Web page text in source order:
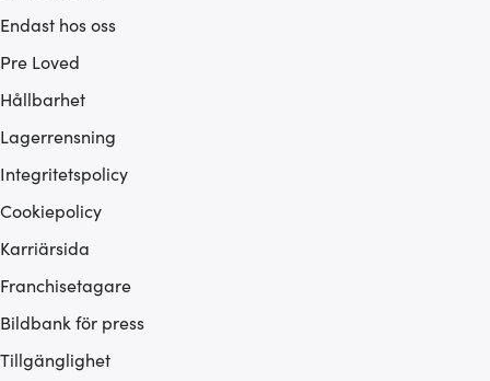
Endast hos oss
Pre Loved
Hållbarhet
Lagerrensning
Integritetspolicy
Cookiepolicy
Karriärsida
Franchisetagare
Bildbank för press
Tillgänglighet